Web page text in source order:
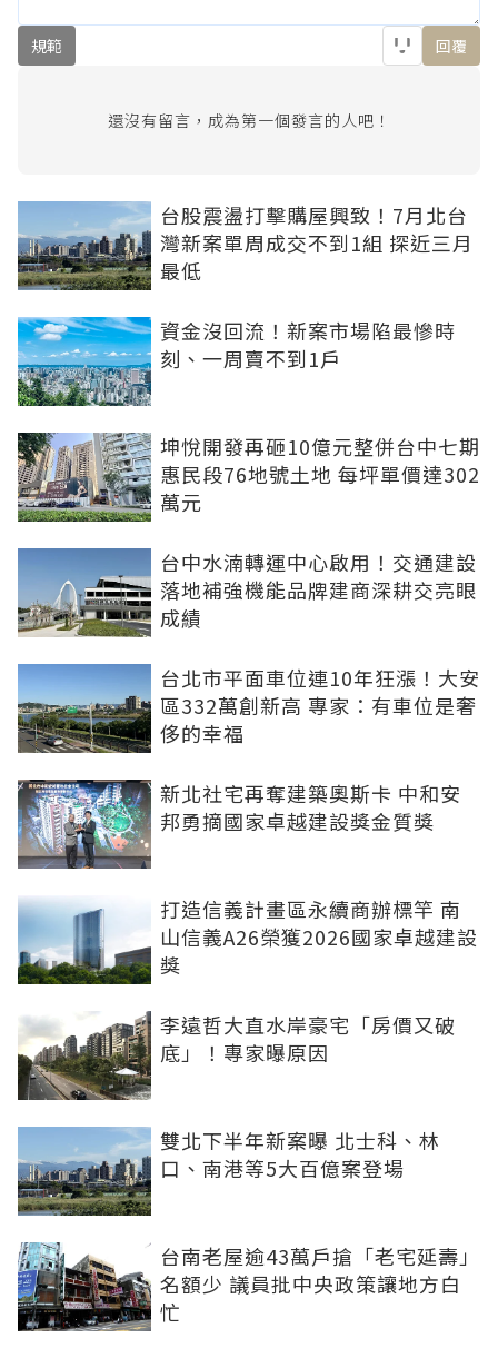
規範 回覆
還沒有留言，成為第一個發言的人吧！
台股震盪打擊購屋興致！7月北台
灣新案單周成交不到1組 探近三月
最低
資金沒回流！新案市場陷最慘時
刻、一周賣不到1戶
坤悅開發再砸10億元整併台中七期
惠民段76地號土地 每坪單價達302
萬元
台中水湳轉運中心啟用！交通建設
落地補強機能品牌建商深耕交亮眼
成績
台北市平面車位連10年狂漲！大安
區332萬創新高 專家：有車位是奢
侈的幸福
新北社宅再奪建築奧斯卡 中和安
邦勇摘國家卓越建設獎金質獎
打造信義計畫區永續商辦標竿 南
山信義A26榮獲2026國家卓越建設
獎
李遠哲大直水岸豪宅「房價又破
底」！專家曝原因
雙北下半年新案曝 北士科、林
口、南港等5大百億案登場
台南老屋逾43萬戶搶「老宅延壽」
名額少 議員批中央政策讓地方白
忙